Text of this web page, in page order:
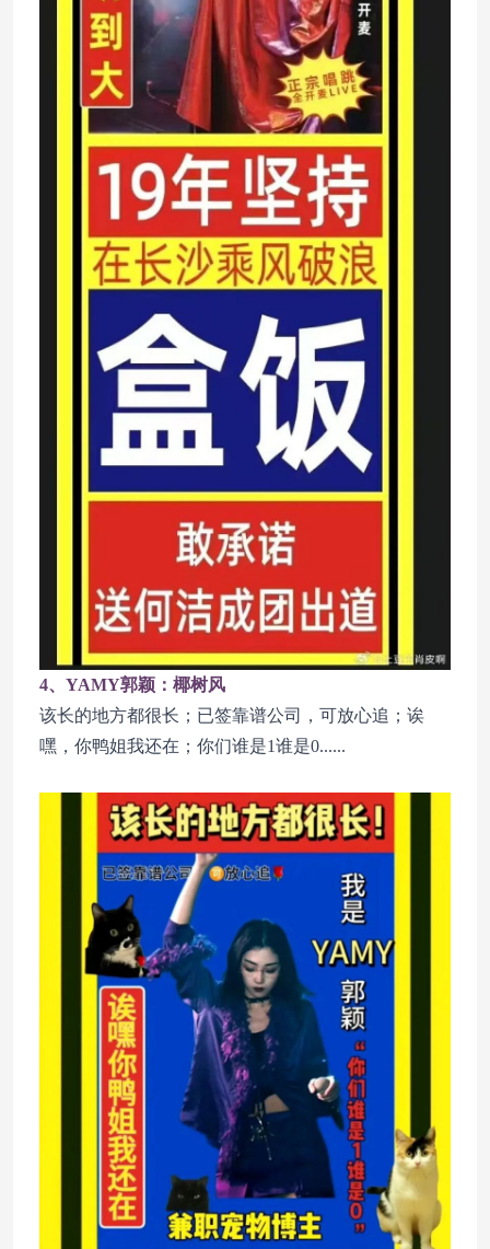
4、YAMY郭颖：椰树风
该长的地方都很长；已签靠谱公司，可放心追；诶
嘿，你鸭姐我还在；你们谁是1谁是0......